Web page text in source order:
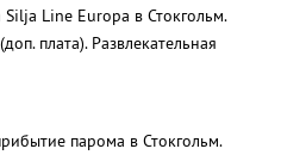
Line Europa в Стокгольм.
плата). Развлекательная
парома в Стокгольм.